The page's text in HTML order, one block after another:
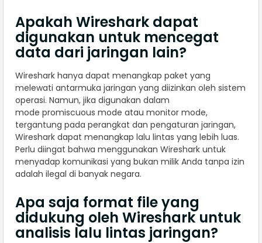
Apakah Wireshark dapat
digunakan untuk mencegat
data dari jaringan lain?
Wireshark hanya dapat menangkap paket yang
melewati antarmuka jaringan yang diizinkan oleh sistem
operasi. Namun, jika digunakan dalam
mode promiscuous mode atau monitor mode,
tergantung pada perangkat dan pengaturan jaringan,
Wireshark dapat menangkap lalu lintas yang lebih luas.
Perlu diingat bahwa menggunakan Wireshark untuk
menyadap komunikasi yang bukan milik Anda tanpa izin
adalah ilegal di banyak negara.
Apa saja format file yang
didukung oleh Wireshark untuk
analisis lalu lintas jaringan?